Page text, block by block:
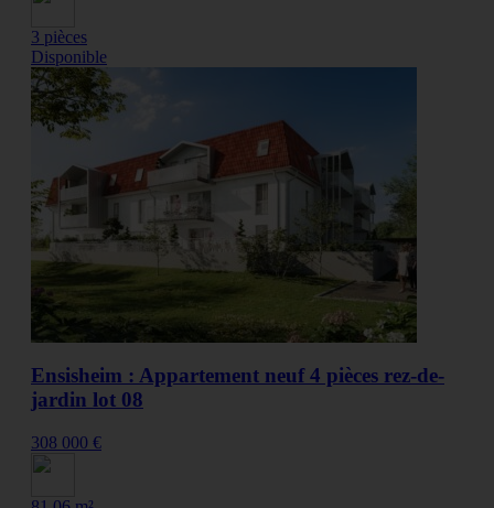
3 pièces
Disponible
Ensisheim : Appartement neuf 4 pièces rez-de-
jardin lot 08
308 000 €